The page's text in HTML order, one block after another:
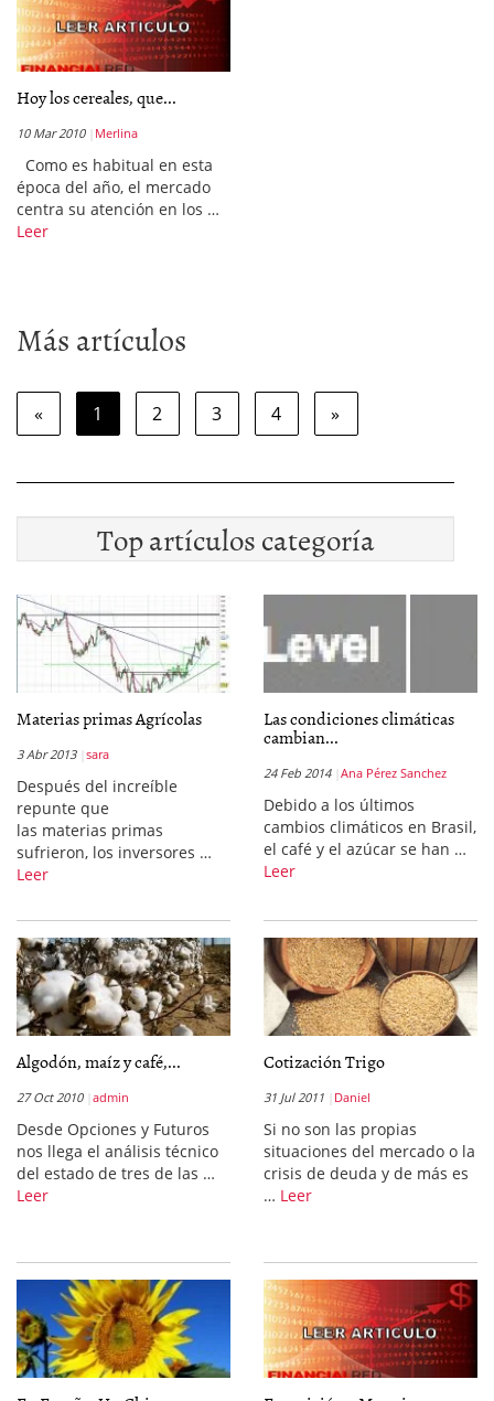
Hoy los cereales, que...
10 Mar 2010 Merlina
Como es habitual en esta
época del año, el mercado
centra su atención en los …
Leer
Más artículos
« 1 2 3 4 »
Top artículos categoría
Materias primas Agrícolas
3 Abr 2013 sara
Después del increíble
repunte que
las materias primas
sufrieron, los inversores …
Leer
Las condiciones climáticas
cambian...
24 Feb 2014 Ana Pérez Sanchez
Debido a los últimos
cambios climáticos en Brasil,
el café y el azúcar se han …
Leer
Algodón, maíz y café,...
27 Oct 2010 admin
Desde Opciones y Futuros
nos llega el análisis técnico
del estado de tres de las …
Leer
Cotización Trigo
31 Jul 2011 Daniel
Si no son las propias
situaciones del mercado o la
crisis de deuda y de más es
… Leer